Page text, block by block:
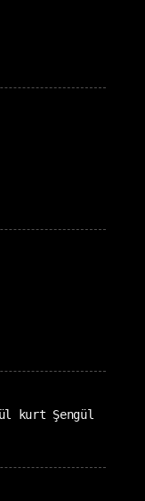
kurt Şengül